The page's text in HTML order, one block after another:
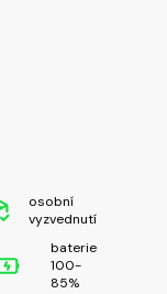
osobní
vyzvednutí
baterie
100-
85%